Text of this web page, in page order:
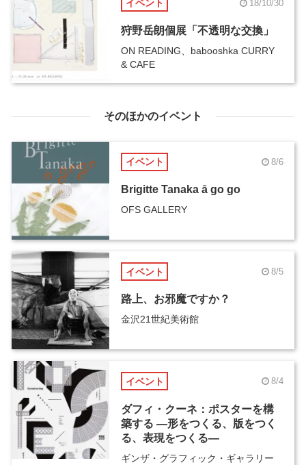
イベント 18/10/30
狩野岳朗個展「不透明な交換」
ON READING、babooshka CURRY
& CAFE
そのほかのイベント
イベント 8/6
Brigitte Tanaka ā go go
OFS GALLERY
イベント 8/5
路上、お邪魔ですか？
金沢21世紀美術館
イベント 8/4
ダフィ・クーネ：ポスターを構
築する ―形をつくる、版をつく
る、表現をつくる―
ギンザ・グラフィック・ギャラリー